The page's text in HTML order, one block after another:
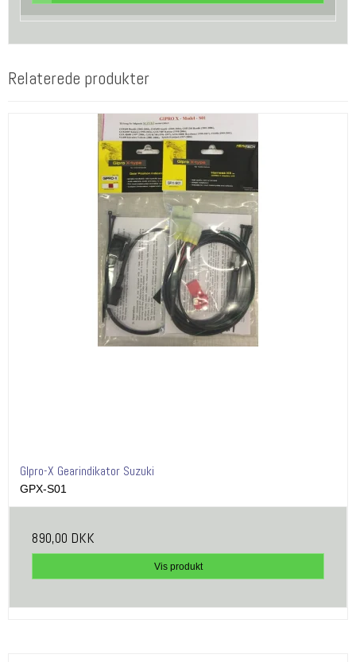
Relaterede produkter
GIpro-X Gearindikator Suzuki
GPX-S01
890,00 DKK
Vis produkt